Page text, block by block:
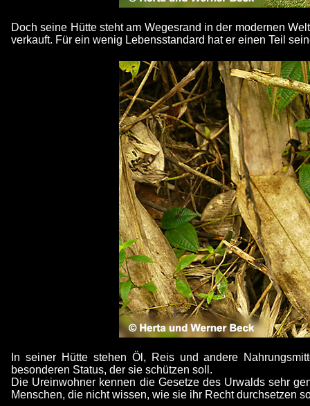
Doch seine Hütte steht am Wegesrand in der modernen
verkauft. Für ein wenig Lebensstandard hat er einen Teil
In seiner Hütte stehen Öl, Reis und andere
besonderen Status, der sie schützen soll.
Die Ureinwohner kennen die Gesetze des Urwalds sehr
Menschen, die nicht wissen, wie sie ihr Recht durchsetzen